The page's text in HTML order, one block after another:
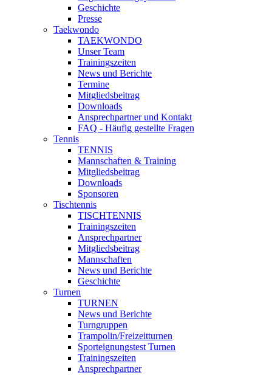
Geschichte
Presse
Taekwondo
TAEKWONDO
Unser Team
Trainingszeiten
News und Berichte
Termine
Mitgliedsbeitrag
Downloads
Ansprechpartner und Kontakt
FAQ - Häufig gestellte Fragen
Tennis
TENNIS
Mannschaften & Training
Mitgliedsbeitrag
Downloads
Sponsoren
Tischtennis
TISCHTENNIS
Trainingszeiten
Ansprechpartner
Mitgliedsbeitrag
Mannschaften
News und Berichte
Geschichte
Turnen
TURNEN
News und Berichte
Turngruppen
Trampolin/Freizeitturnen
Sporteignungstest Turnen
Trainingszeiten
Ansprechpartner